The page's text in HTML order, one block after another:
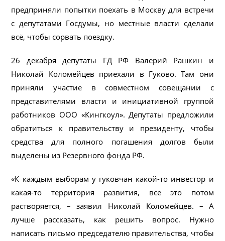
предприняли попытки поехать в Москву для встречи
с депутатами Госдумы, но местные власти сделали
всё, чтобы сорвать поездку.
26 декабря депутаты ГД РФ Валерий Рашкин и
Николай Коломейцев приехали в Гуково. Там они
приняли участие в совместном совещании с
представителями власти и инициативной группой
работников ООО «Кингкоул». Депутаты предложили
обратиться к правительству и президенту, чтобы
средства для полного погашения долгов были
выделены из Резервного фонда РФ.
«К каждым выборам у гуковчан какой-то инвестор и
какая-то территория развития, все это потом
растворяется, – заявил Николай Коломейцев. – А
лучше рассказать, как решить вопрос. Нужно
написать письмо председателю правительства, чтобы